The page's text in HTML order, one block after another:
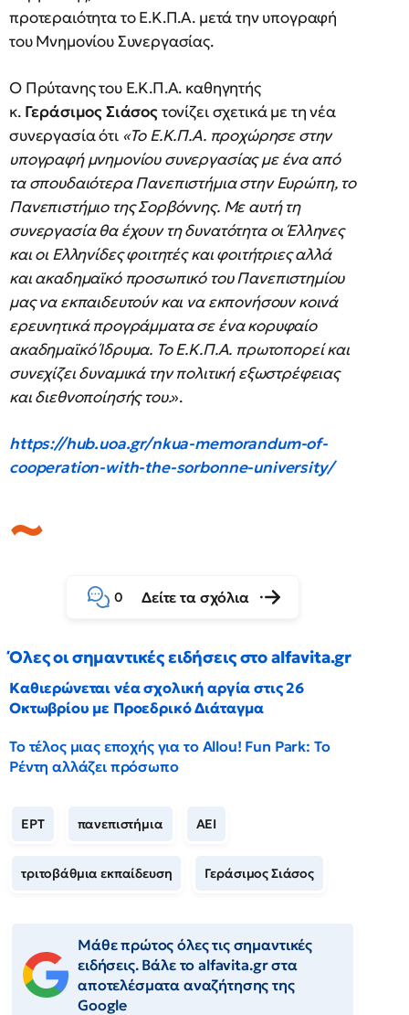
προτεραιότητα το Ε.Κ.Π.Α. μετά την υπογραφή
του Μνημονίου Συνεργασίας.
Ο Πρύτανης του Ε.Κ.Π.Α. καθηγητής
κ. Γεράσιμος Σιάσοςτονίζει σχετικά με τη νέα
συνεργασία ότι «To Ε.Κ.Π.Α. προχώρησε στην
υπογραφή μνημονίου συνεργασίας με ένα από
τα σπουδαιότερα Πανεπιστήμια στην Ευρώπη, το
Πανεπιστήμιο της Σορβόννης. Με αυτή τη
συνεργασία θα έχουν τη δυνατότητα οι Έλληνες
και οι Ελληνίδες φοιτητές και φοιτήτριες αλλά
και ακαδημαϊκό προσωπικό του Πανεπιστημίου
μας να εκπαιδευτούν και να εκπονήσουν κοινά
ερευνητικά προγράμματα σε ένα κορυφαίο
ακαδημαϊκό Ίδρυμα. Το Ε.Κ.Π.Α. πρωτοπορεί και
συνεχίζει δυναμικά την πολιτική εξωστρέφειας
και διεθνοποίησής του.».
https://hub.uoa.gr/nkua-memorandum-of-
cooperation-with-the-sorbonne-university/
0 Δείτε τα σχόλια
Όλες οι σημαντικές ειδήσεις στο alfavita.gr
Καθιερώνεται νέα σχολική αργία στις 26
Οκτωβρίου με Προεδρικό Διάταγμα
Το τέλος μιας εποχής για το Allou! Fun Park: Το
Ρέντη αλλάζει πρόσωπο
ΕΡΤ πανεπιστήμια ΑΕΙ
τριτοβάθμια εκπαίδευση Γεράσιμος Σιάσος
Μάθε πρώτος όλες τις σημαντικές
ειδήσεις. Βάλε το alfavita.gr στα
αποτελέσματα αναζήτησης της
Google